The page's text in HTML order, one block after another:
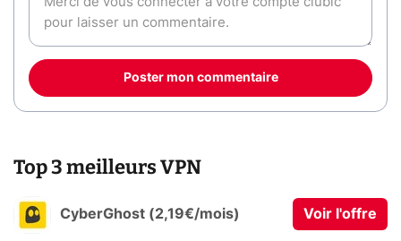
Poster mon commentaire
Top 3 meilleurs VPN
CyberGhost (2,19€/mois) Voir l'offre